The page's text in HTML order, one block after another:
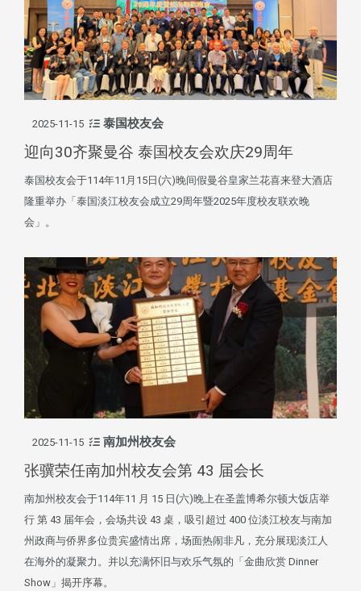
2025-11-15 泰国校友会
迎向30齐聚曼谷 泰国校友会欢庆29周年
泰国校友会于114年11月15日(六)晚间假曼谷皇家兰花喜来登大酒店
隆重举办「泰国淡江校友会成立29周年暨2025年度校友联欢晚
会」。
2025-11-15 南加州校友会
张骥荣任南加州校友会第 43 届会长
南加州校友会于114年11 月 15 日(六)晚上在圣盖博希尔顿大饭店举
行 第 43 届年会，会场共设 43 桌，吸引超过 400 位淡江校友与南加
州政商与侨界多位贵宾盛情出席，场面热闹非凡，充分展现淡江人
在海外的凝聚力。并以充满怀旧与欢乐气氛的「金曲欣赏 Dinner
Show」揭开序幕。